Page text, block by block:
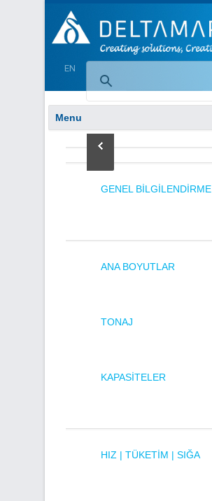
EN
GENEL BILGILENDIRME
ANA BOYUTLAR
TONAJ
KAPASITELER
HIZ | TÜKETIM | SIĞA